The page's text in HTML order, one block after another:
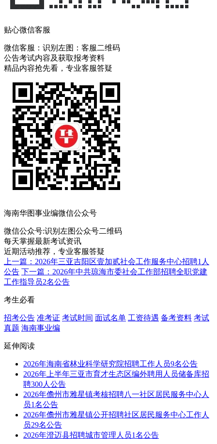
贴心微信客服
微信客服： 识别左图：客服二维码
公告考试内容及获取报考资料
精品内容抢先看，专业客服答疑
海南华图事业编微信公众号
微信公众号:识别左图公众号二维码
每天掌握最新考试资讯
近期活动推荐，专业客服答疑
上一篇：2026年三亚吉阳区壹加贰社会工作服务中心招聘1人
公告 下一篇：2026年中共琼海市委社会工作部招聘全职党建
工作指导员2名公告
考生必看
招考公告 准考证 考试时间 面试名单 工资待遇 备考资料 考试
真题 海南事业编
延伸阅读
2026年海南省林业科学研究院招聘工作人员9名公告
2026年上半年三亚市育才生态区编外聘用人员储备库招
聘300人公告
2026年儋州市雅星镇考核招聘八一社区居民服务中心人
员1名公告
2026年儋州市雅星镇公开招聘社区居民服务中心工作人
员29名公告
2026年澄迈县招聘城市管理人员1名公告